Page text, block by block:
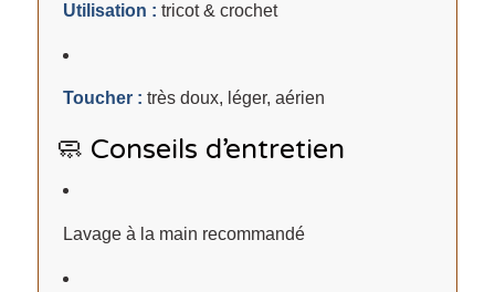
Utilisation : tricot & crochet
Toucher : très doux, léger, aérien
🧼 Conseils d’entretien
Lavage à la main recommandé